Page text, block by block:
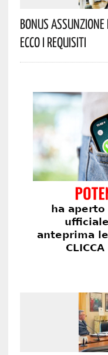
Bonus Assunzione
Ecco I Requisiti